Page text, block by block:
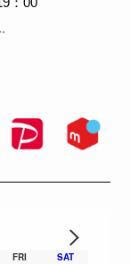
FRI SAT